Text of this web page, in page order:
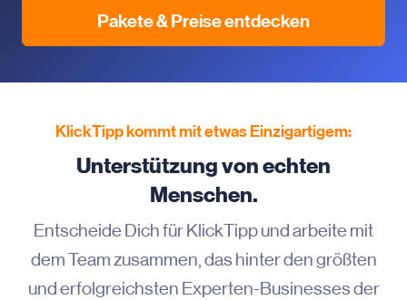
Pakete & Preise entdecken
KlickTipp kommt mit etwas Einzigartigem:
Unterstützung von echten
Menschen.
Entscheide Dich für KlickTipp und arbeite mit
dem Team zusammen, das hinter den größten
und erfolgreichsten Experten-Businesses der